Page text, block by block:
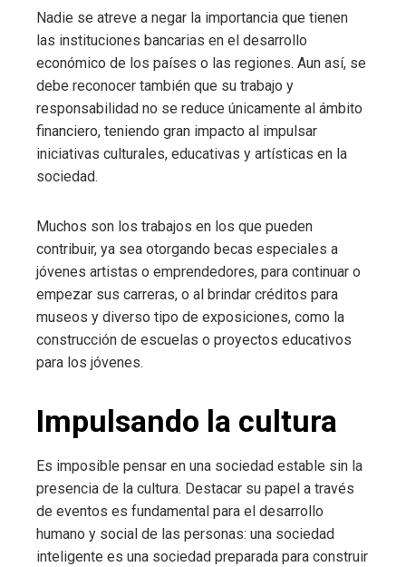
Nadie se atreve a negar la importancia que tienen
las instituciones bancarias en el desarrollo
económico de los países o las regiones. Aun así, se
debe reconocer también que su trabajo y
responsabilidad no se reduce únicamente al ámbito
financiero, teniendo gran impacto al impulsar
iniciativas culturales, educativas y artísticas en la
sociedad.
Muchos son los trabajos en los que pueden
contribuir, ya sea otorgando becas especiales a
jóvenes artistas o emprendedores, para continuar o
empezar sus carreras, o al brindar créditos para
museos y diverso tipo de exposiciones, como la
construcción de escuelas o proyectos educativos
para los jóvenes.
Impulsando la cultura
Es imposible pensar en una sociedad estable sin la
presencia de la cultura. Destacar su papel a través
de eventos es fundamental para el desarrollo
humano y social de las personas: una sociedad
inteligente es una sociedad preparada para construir